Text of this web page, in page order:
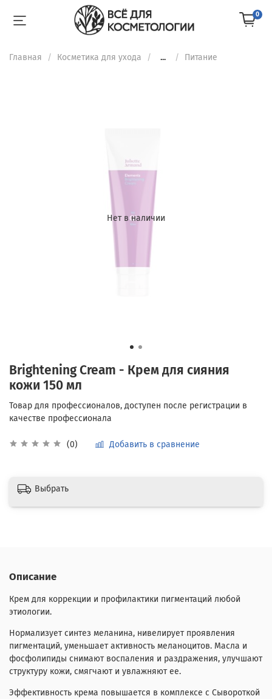
0
Главная Косметика для ухода ... Питание
Нет в наличии
Brightening Cream - Крем для сияния
кожи 150 мл
(0) Добавить в сравнение
Выбрать
Описание
Крем для коррекции и профилактики пигментаций любой
этиологии.
Нормализует синтез меланина, нивелирует проявления
пигментаций, уменьшает активность меланоцитов. Масла и
фосфолипиды снимают воспаления и раздражения, улучшают
структуру кожи, смягчают и увлажняют ее.
Эффективность крема повышается в комплексе с Сывороткой